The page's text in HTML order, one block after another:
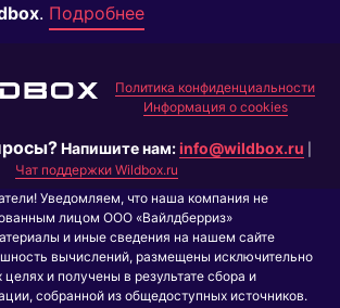
. Подробнее
Политика конфиденциальности
Информация о cookies
Напишите нам:info@wildbox.ru
Чат поддержки Wildbox.ru
Уведомляем, что наша компания не
лицом ООО «Вайлдберриз»
и иные сведения на нашем сайте
вычислений, размещены исключительно
и получены в результате сбора и
собранной из общедоступных источников.